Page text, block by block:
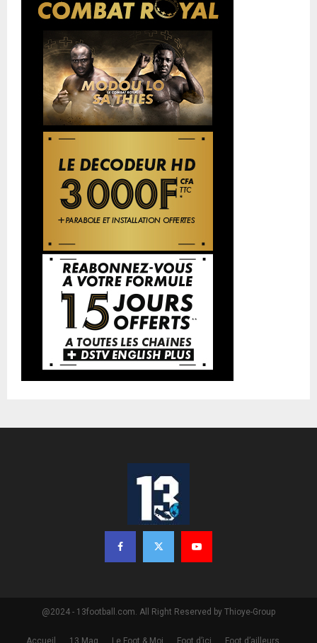
@2024 - 13football.com. All Right Reserved by Thioye-Group
Accueil 13 Mag Le Foot & Moi Foot d’ici Foot d’ailleurs